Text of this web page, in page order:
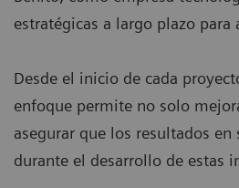
estratégicas a largo plazo
Desde el inicio de cada
enfoque permite no solo
asegurar que los resultados
durante el desarrollo de estas